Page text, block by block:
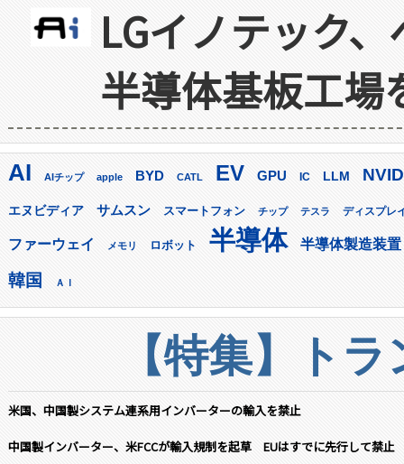
LGイノテック
半導体基板工場
AI AIチップ apple BYD CATL EV GPU IC LLM
エヌビディア サムスン スマートフォン チップ テスラ ディスプレ
ファーウェイ メモリ ロボット 半導体 半導体製造装置
韓国 ＡＩ
【特集】ト
米国、中国製システム連系用インバーターの輸入を禁止
中国製インバーター、米FCCが輸入規制を起草 EUはすでに先行して禁止